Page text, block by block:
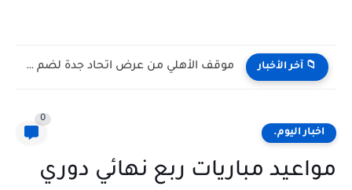
📁 آخر الأخبار موقف الأهلي من عرض اتحاد جدة لضم إمام عاشور.. حقيقة...
اخبار اليوم.
0
مواعيد مباريات ربع نهائي دوري